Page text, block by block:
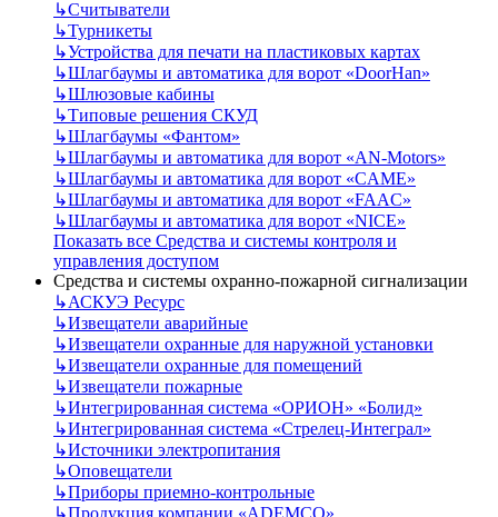
↳Считыватели
↳Турникеты
↳Устройства для печати на пластиковых картах
↳Шлагбаумы и автоматика для ворот «DoorHan»
↳Шлюзовые кабины
↳Типовые решения СКУД
↳Шлагбаумы «Фантом»
↳Шлагбаумы и автоматика для ворот «AN-Motors»
↳Шлагбаумы и автоматика для ворот «CAME»
↳Шлагбаумы и автоматика для ворот «FAAC»
↳Шлагбаумы и автоматика для ворот «NICE»
Показать все Средства и системы контроля и
управления доступом
Средства и системы охранно-пожарной сигнализации
↳АСКУЭ Ресурс
↳Извещатели аварийные
↳Извещатели охранные для наружной установки
↳Извещатели охранные для помещений
↳Извещатели пожарные
↳Интегрированная система «ОРИОН» «Болид»
↳Интегрированная система «Стрелец-Интеграл»
↳Источники электропитания
↳Оповещатели
↳Приборы приемно-контрольные
↳Продукция компании «ADEMCO»